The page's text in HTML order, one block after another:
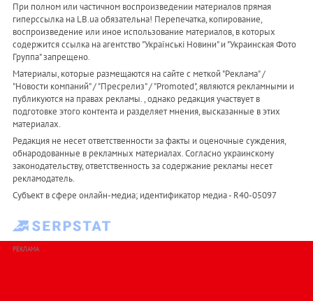
При полном или частичном воспроизведении материалов прямая
гиперссылка на LB.ua обязательна! Перепечатка, копирование,
воспроизведение или иное использование материалов, в которых
содержится ссылка на агентство "Українськi Новини" и "Украинская Фото
Группа" запрещено.
Материалы, которые размещаются на сайте с меткой "Реклама" /
"Новости компаний" / "Пресрелиз" / "Promoted", являются рекламными и
публикуются на правах рекламы. , однако редакция участвует в
подготовке этого контента и разделяет мнения, высказанные в этих
материалах.
Редакция не несет ответственности за факты и оценочные суждения,
обнародованные в рекламных материалах. Согласно украинскому
законодательству, ответственность за содержание рекламы несет
рекламодатель.
Субъект в сфере онлайн-медиа; идентификатор медиа - R40-05097
РЕКЛАМА